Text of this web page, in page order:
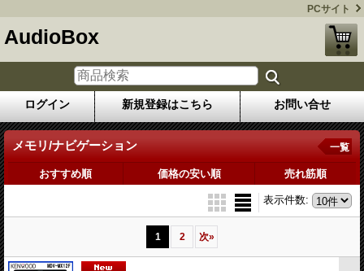
PCサイト
AudioBox
ログイン 新規登録はこちら お問い合せ
メモリ/ナビゲーション 一覧
おすすめ順 価格の安い順 売れ筋順
表示件数:
1 2 次»